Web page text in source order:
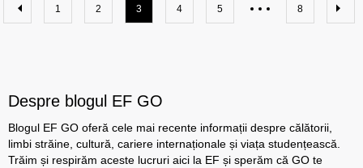
1 2 3 4 5 8
Despre blogul EF GO
Blogul EF GO oferă cele mai recente informații despre călătorii,
limbi străine, cultură, cariere internaționale și viața studențească.
Trăim și respirăm aceste lucruri aici la EF și sperăm că GO te